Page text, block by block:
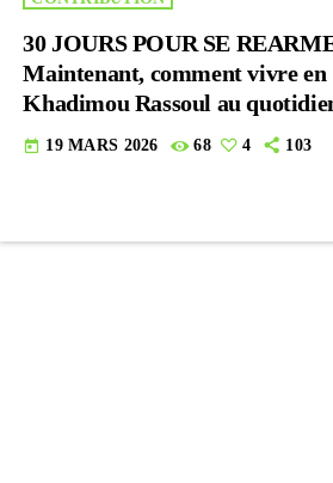
30 JOURS POUR SE
Maintenant, comment vivre en
Khadimou Rassoul au
today 19 MARS 2026 68 4 103